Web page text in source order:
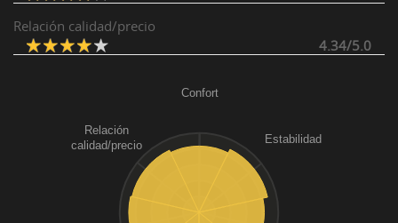
Relación calidad/precio
4.34/5.0
Confort
Estabilidad
Relación
calidad/precio